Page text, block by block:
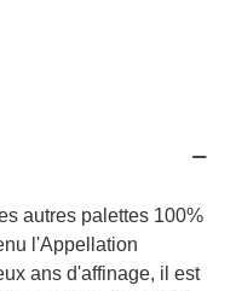
autres palettes 100%
l'Appellation
ans d'affinage, il est